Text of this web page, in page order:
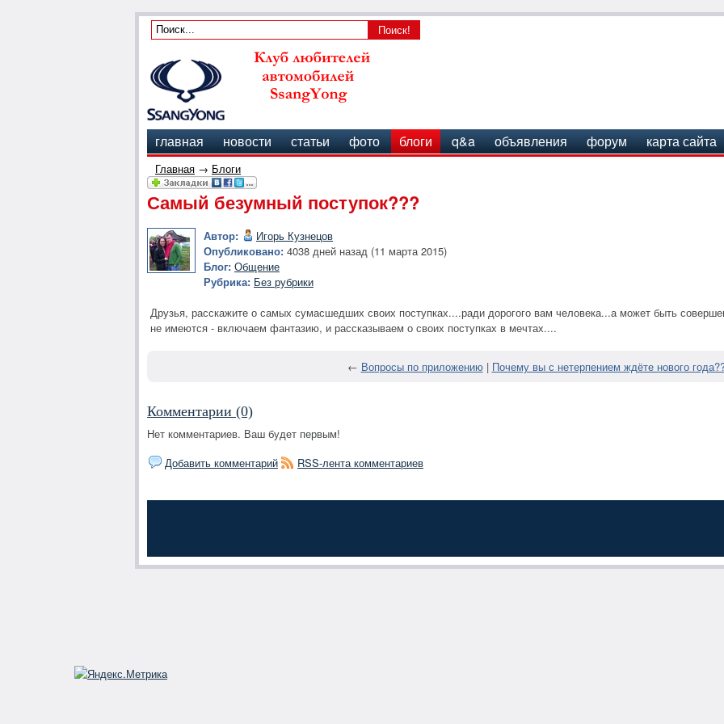
главная новости статьи фото блоги q&a объявления форум карта сайта
Главная → Блоги
Самый безумный поступок???
Автор:
Игорь Кузнецов
Опубликовано: 4038 дней назад (11 марта 2015)
Блог: Общение
Рубрика: Без рубрики
Друзья, расскажите о самых сумасшедших своих поступках....ради дорогого вам человека...а может быть
не имеются - включаем фантазию, и рассказываем о своих поступках в мечтах....
← Вопросы по приложению| Почему вы с нетерпением ждёте нового
Комментарии (0)
Нет комментариев. Ваш будет первым!
Добавить комментарий
RSS-лента комментариев